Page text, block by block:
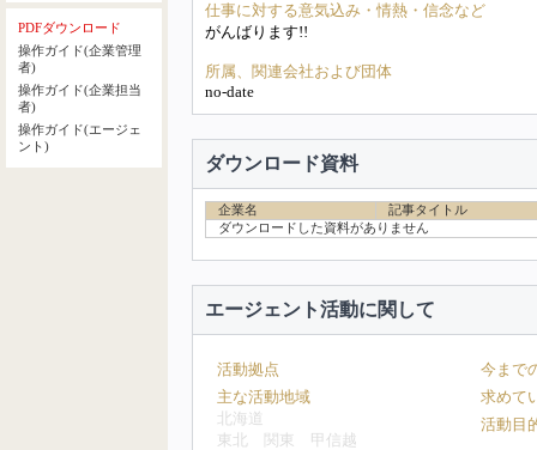
PDFダウンロード
操作ガイド(企業管理
者)
操作ガイド(企業担当
者)
操作ガイド(エージェ
ント)
仕事に対する意気込み・情熱・信念など
がんばります!!
所属、関連会社および団体
no-date
ダウンロード資料
企業名
記事タイトル
ダウンロードした資料がありません
エージェント活動に関して
活動拠点
主な活動地域
北海道
東北
関東
甲信越
今まで
求めて
活動目